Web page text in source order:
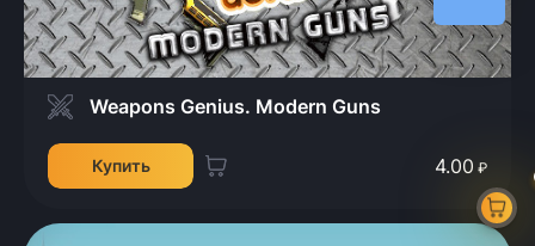
Weapons Genius. Modern Guns
Купить 4.00 ₽